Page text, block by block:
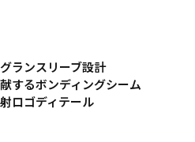
ランスリーブ設計
するボンディングシーム
ロゴディテール